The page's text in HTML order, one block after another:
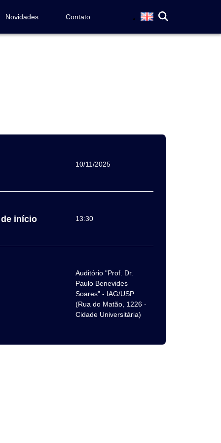
Novidades Contato
10/11/2025
início 13:30
Auditório "Prof. Dr.
Paulo Benevides
Soares" - IAG/USP
(Rua do Matão, 1226 -
Cidade Universitária)